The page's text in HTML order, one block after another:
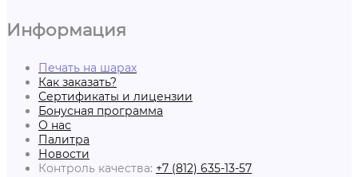
Информация
Печать на шарах
Как заказать?
Сертификаты и лицензии
Бонусная программа
О нас
Палитра
Новости
Контроль качества: +7 (812) 635-13-57